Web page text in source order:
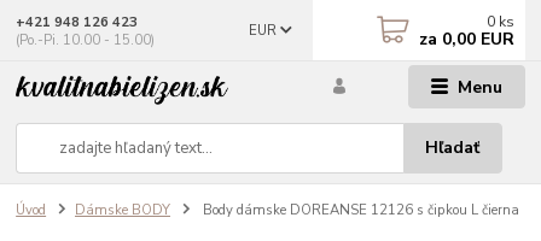
Menu
EUR
Hľadať
+421 948 126 423
(Po.-Pi. 10.00 - 15.00)
0 ks
za 0,00 EUR
Úvod Dámske BODY Body dámske DOREANSE 12126 s čipkou L čierna